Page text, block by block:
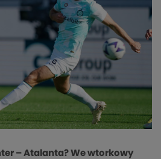
– Atalanta? We wtorkowy